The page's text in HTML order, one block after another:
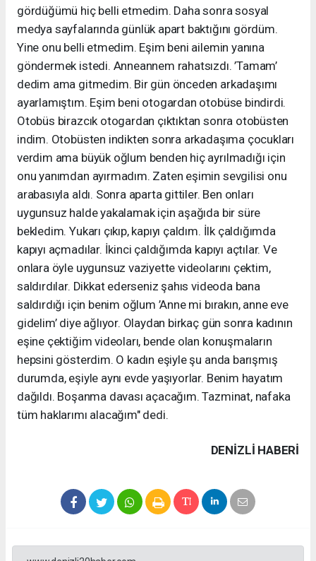
gördüğümü hiç belli etmedim. Daha sonra sosyal
medya sayfalarında günlük apart baktığını gördüm.
Yine onu belli etmedim. Eşim beni ailemin yanına
göndermek istedi. Anneannem rahatsızdı. ’Tamam’
dedim ama gitmedim. Bir gün önceden arkadaşımı
ayarlamıştım. Eşim beni otogardan otobüse bindirdi.
Otobüs birazcık otogardan çıktıktan sonra otobüsten
indim. Otobüsten indikten sonra arkadaşıma çocukları
verdim ama büyük oğlum benden hiç ayrılmadığı için
onu yanımdan ayırmadım. Zaten eşimin sevgilisi onu
arabasıyla aldı. Sonra aparta gittiler. Ben onları
uygunsuz halde yakalamak için aşağıda bir süre
bekledim. Yukarı çıkıp, kapıyı çaldım. İlk çaldığımda
kapıyı açmadılar. İkinci çaldığımda kapıyı açtılar. Ve
onlara öyle uygunsuz vaziyette videolarını çektim,
saldırdılar. Dikkat ederseniz şahıs videoda bana
saldırdığı için benim oğlum ’Anne mi bırakın, anne eve
gidelim’ diye ağlıyor. Olaydan birkaç gün sonra kadının
eşine çektiğim videoları, bende olan konuşmaların
hepsini gösterdim. O kadın eşiyle şu anda barışmış
durumda, eşiyle aynı evde yaşıyorlar. Benim hayatım
dağıldı. Boşanma davası açacağım. Tazminat, nafaka
tüm haklarımı alacağım" dedi.
DENIZLI HABERİ